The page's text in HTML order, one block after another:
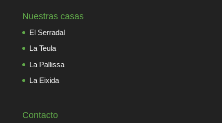
Nuestras casas
El Serradal
La Teula
La Pallissa
La Eixida
Contacto